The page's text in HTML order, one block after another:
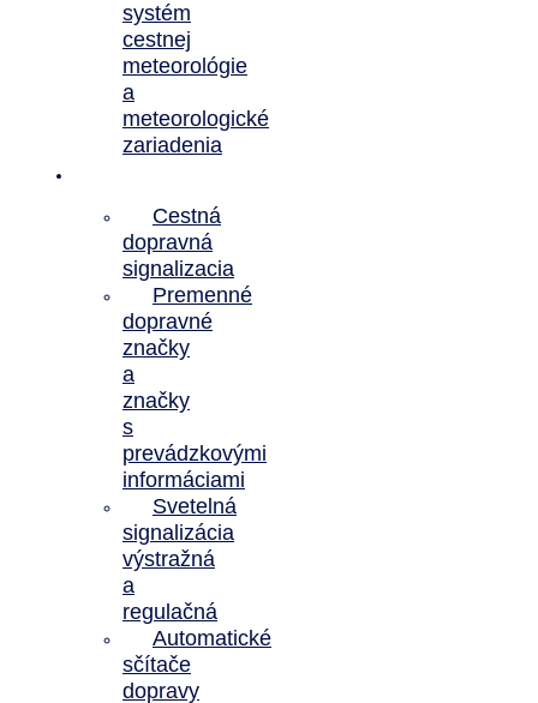
systém
cestnej
meteorológie
a
meteorologické
zariadenia
Cestná
dopravná
signalizacia
Premenné
dopravné
značky
a
značky
s
prevádzkovými
informáciami
Svetelná
signalizácia
výstražná
a
regulačná
Automatické
sčítače
dopravy